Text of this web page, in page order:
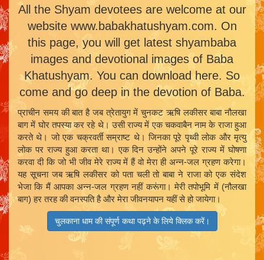
All the Shyam devotees are welcome at our
website www.babakhatushyam.com. On
this page, you will get latest shyambaba
images and devotional images of Baba
Khatushyam. You can download here. So
come and go deep in the devotion of Baba.
प्राचीन समय की बात है जब त्रेतायुग में चुनकट ऋषि लकीसर बाबा नौलखा
बाग में घोर तपस्या कर रहे थे। उसी राज्य में एक चकवाबैन नाम के राजा हुआ
करते थे। जो एक चक्रवर्ती सम्राष्ट थे। जिनका पूरे पृथ्वी लोक और मृत्यु
लोक पर राज्य हुआ करता था। एक दिन उन्होंने अपने पूरे राज्य में घोषणा
करवा दी कि जो भी जीव मेरे राज्य में हैं वो मेरा ही अन्न-जल ग्रहण करेगा।
यह सूचना जब ऋषि लकीसर को पता चली तो बाबा ने राजा को एक संदेश
भेजा कि मैं आपका अन्न-जल ग्रहण नहीं करूंगा। मेरी तपोभूमि में (नौलखा
बाग) हर तरह की वनस्पति है और मेरा जीवनयापन यहीं से हो जायेगा।
चुलकाना धाम की संपूर्ण कथा पढ़ने के लिये क्लिक करें।